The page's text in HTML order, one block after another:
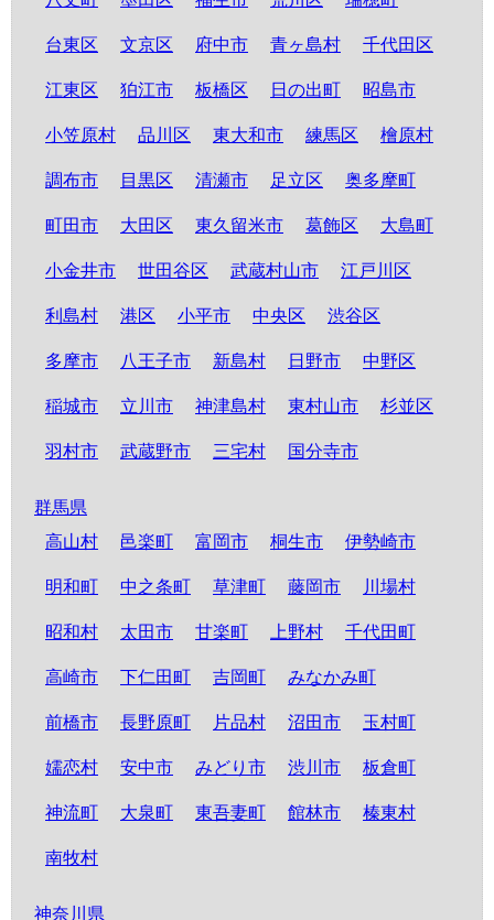
台東区 文京区 府中市 青ヶ島村 千代田区
江東区 狛江市 板橋区 日の出町 昭島市
小笠原村 品川区 東大和市 練馬区 檜原村
調布市 目黒区 清瀬市 足立区 奥多摩町
町田市 大田区 東久留米市 葛飾区 大島町
小金井市 世田谷区 武蔵村山市 江戸川区
利島村 港区 小平市 中央区 渋谷区
多摩市 八王子市 新島村 日野市 中野区
稲城市 立川市 神津島村 東村山市 杉並区
羽村市 武蔵野市 三宅村 国分寺市
群馬県
高山村
邑楽町 富岡市 桐生市 伊勢崎市
明和町 中之条町 草津町 藤岡市 川場村
昭和村 太田市 甘楽町 上野村 千代田町
高崎市 下仁田町 吉岡町 みなかみ町
前橋市 長野原町 片品村 沼田市 玉村町
嬬恋村 安中市 みどり市 渋川市 板倉町
神流町 大泉町 東吾妻町 館林市 榛東村
南牧村
神奈川県